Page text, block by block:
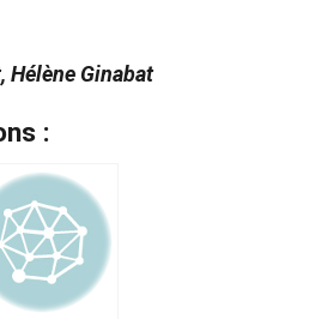
Hélène Ginabat
: